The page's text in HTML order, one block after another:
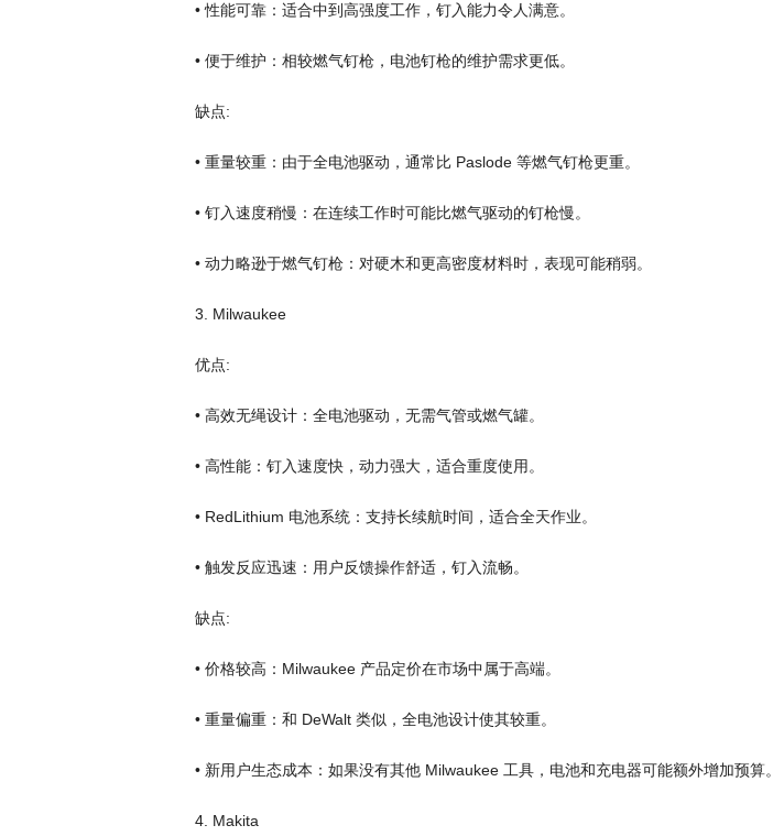
• 性能可靠：适合中到高强度工作，钉入能力令人满意。
• 便于维护：相较燃气钉枪，电池钉枪的维护需求更低。
缺点:
• 重量较重：由于全电池驱动，通常比 Paslode 等燃气钉枪更重。
• 钉入速度稍慢：在连续工作时可能比燃气驱动的钉枪慢。
• 动力略逊于燃气钉枪：对硬木和更高密度材料时，表现可能稍弱。
3. Milwaukee
优点:
• 高效无绳设计：全电池驱动，无需气管或燃气罐。
• 高性能：钉入速度快，动力强大，适合重度使用。
• RedLithium 电池系统：支持长续航时间，适合全天作业。
• 触发反应迅速：用户反馈操作舒适，钉入流畅。
缺点:
• 价格较高：Milwaukee 产品定价在市场中属于高端。
• 重量偏重：和 DeWalt 类似，全电池设计使其较重。
• 新用户生态成本：如果没有其他 Milwaukee 工具，电池和充电器可能额外增加预算。
4. Makita